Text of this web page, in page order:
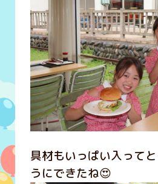
具材もいっぱい入って
うにできたね😍